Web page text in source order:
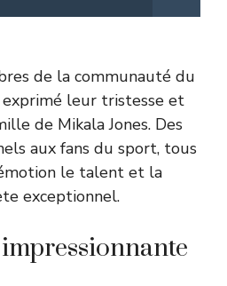
de la communauté du
leur tristesse et
de Mikala Jones. Des
aux fans du sport, tous
le talent et la
exceptionnel.